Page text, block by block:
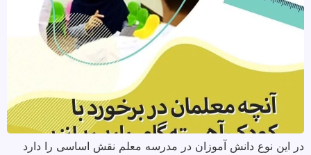
در این نوع دانش آموزان در مدرسه معلم نقش اساسی را دارد